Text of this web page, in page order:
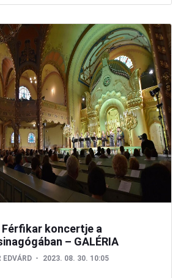
koncertje a
– GALÉRIA
EDVÁRD 2023. 08. 30. 10:05